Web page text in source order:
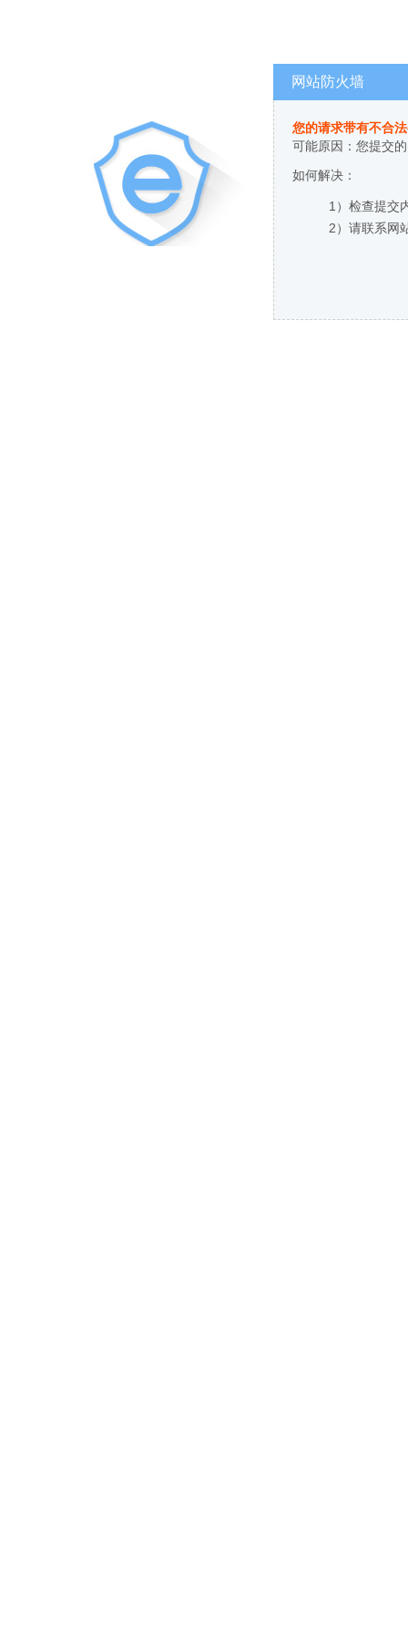
网站防火墙
您的请求带有不合
可能原因：您提交
如何解决：
1）检查提交
2）请联系网